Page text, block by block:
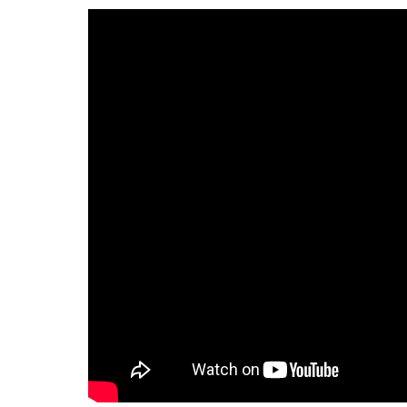
環世界(Umwelt)は量子力学でどう説